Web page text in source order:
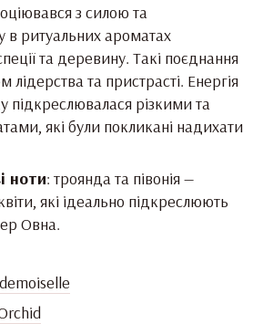
з силою та
в ритуальних ароматах
та деревину. Такі поєднання
лідерства та пристрасті. Енергія
підкреслювалася різкими та
які були покликані надихати
ноти: троянда та півонія —
які ідеально підкреслюють
Овна.